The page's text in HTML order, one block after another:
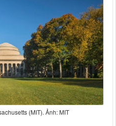
(MIT). Ảnh: MIT